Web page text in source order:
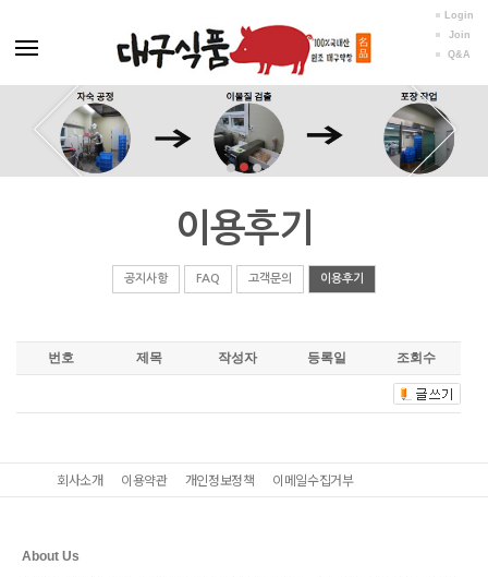
Login
Join
Q&A
이용후기
공지사항 FAQ 고객문의 이용후기
번호 제목 작성자 등록일 조회수
회사소개 이용약관 개인정보정책 이메일수집거부
About Us